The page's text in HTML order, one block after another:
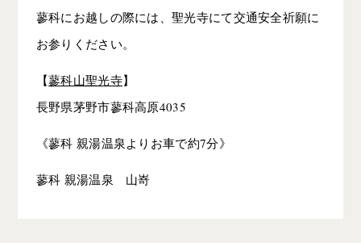
蓼科にお越しの際には、聖光寺にて交通安全祈願に
お参りください。
【蓼科山聖光寺】
長野県茅野市蓼科高原4035
《蓼科 親湯温泉よりお車で約7分》
蓼科 親湯温泉 山嵜